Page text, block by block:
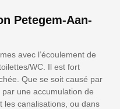
Petegem-Aan-
avec l’écoulement de
WC. Il est fort
Que se soit causé par
une accumulation de
les canalisations, ou dans